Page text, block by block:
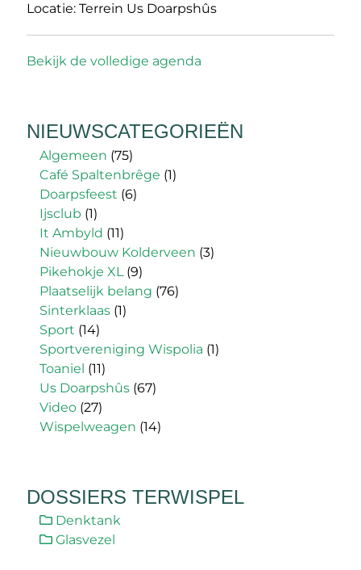
Locatie: Terrein Us Doarpshûs
Bekijk de volledige agenda
NIEUWSCATEGORIEËN
Algemeen (75)
Café Spaltenbrêge (1)
Doarpsfeest (6)
Ijsclub (1)
It Ambyld (11)
Nieuwbouw Kolderveen (3)
Pikehokje XL (9)
Plaatselijk belang (76)
Sinterklaas (1)
Sport (14)
Sportvereniging Wispolia (1)
Toaniel (11)
Us Doarpshûs (67)
Video (27)
Wispelweagen (14)
DOSSIERS TERWISPEL
Denktank
Glasvezel